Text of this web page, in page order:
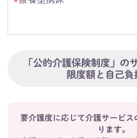
「公的介護保険制度」の
限度額と自己負
要介護度に応じて介護サービス
ります。